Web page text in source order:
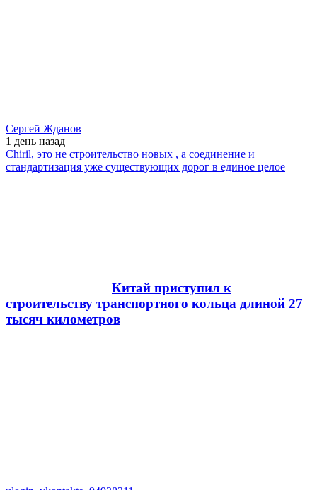
Сергей Жданов
1 день назад
Chiril, это не строительство новых , а соединение и
стандартизация уже существующих дорог в единое целое
Китай приступил к
строительству транспортного кольца длиной 27
тысяч километров